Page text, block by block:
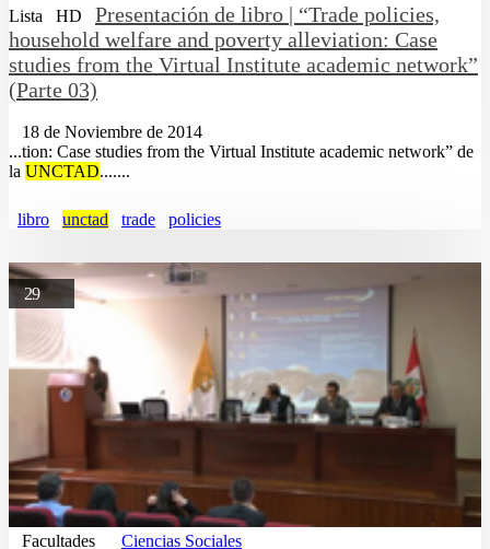
Lista HD
Presentación de libro | “Trade policies,
household welfare and poverty alleviation: Case
studies from the Virtual Institute academic network”
(Parte 03)
18 de Noviembre de 2014
...tion: Case studies from the Virtual Institute academic network” de
la UNCTAD.......
libro unctad trade policies
29
Facultades Ciencias Sociales